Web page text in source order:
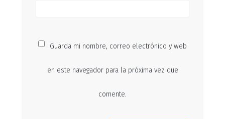
Guarda mi nombre, correo electrónico y web
en este navegador para la próxima vez que
comente.